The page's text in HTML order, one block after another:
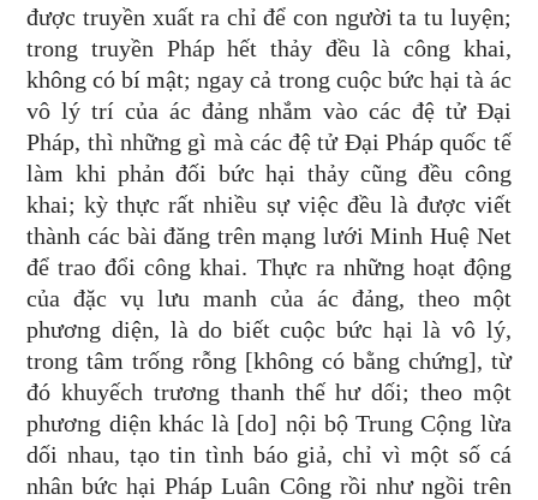
được truyền xuất ra chỉ để con người ta tu luyện;
trong truyền Pháp hết thảy đều là công khai,
không có bí mật; ngay cả trong cuộc bức hại tà ác
vô lý trí của ác đảng nhắm vào các đệ tử Đại
Pháp, thì những gì mà các đệ tử Đại Pháp quốc tế
làm khi phản đối bức hại thảy cũng đều công
khai; kỳ thực rất nhiều sự việc đều là được viết
thành các bài đăng trên mạng lưới Minh Huệ Net
để trao đổi công khai. Thực ra những hoạt động
của đặc vụ lưu manh của ác đảng, theo một
phương diện, là do biết cuộc bức hại là vô lý,
trong tâm trống rỗng [không có bằng chứng], từ
đó khuyếch trương thanh thế hư dối; theo một
phương diện khác là [do] nội bộ Trung Cộng lừa
dối nhau, tạo tin tình báo giả, chỉ vì một số cá
nhân bức hại Pháp Luân Công rồi như ngồi trên